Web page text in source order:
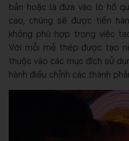
bản hoặc là đưa vào lò hồ
cao, chúng sẽ được tiến
không phù hợp trong việc
Với mỗi mẻ thép được tạo
thuộc vào các mục đích sử
hành điều chỉnh các thành